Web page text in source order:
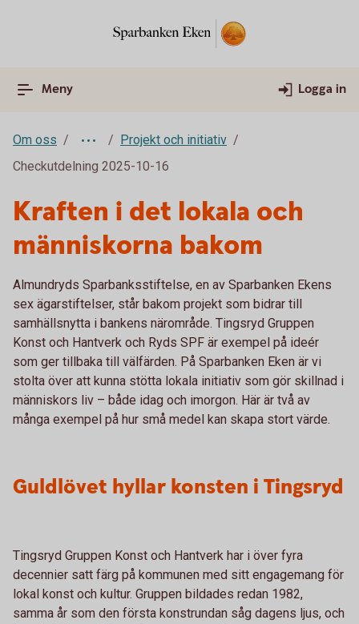
Meny Logga in
Om oss
Projekt och initiativ
Checkutdelning 2025-10-16
Kraften i det lokala och
människorna bakom
Almundryds Sparbanksstiftelse, en av Sparbanken Ekens
sex ägarstiftelser, står bakom projekt som bidrar till
samhällsnytta i bankens närområde. Tingsryd Gruppen
Konst och Hantverk och Ryds SPF är exempel på ideér
som ger tillbaka till välfärden. På Sparbanken Eken är vi
stolta över att kunna stötta lokala initiativ som gör skillnad i
människors liv – både idag och imorgon. Här är två av
många exempel på hur små medel kan skapa stort värde.
Guldlövet hyllar konsten i Tingsryd
Tingsryd Gruppen Konst och Hantverk har i över fyra
decennier satt färg på kommunen med sitt engagemang för
lokal konst och kultur. Gruppen bildades redan 1982,
samma år som den första konstrundan såg dagens ljus, och